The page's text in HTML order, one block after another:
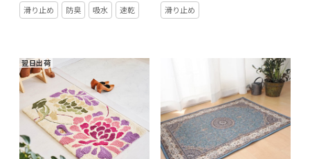
滑り止め 防臭 吸水 速乾 滑り止め
翌日出荷